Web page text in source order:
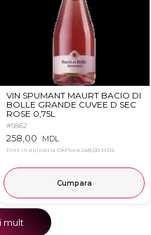
VIN SPUMANT MAURT BACIO DI
BOLLE GRANDE CUVEE D SEC
ROSE 0,75L
#5862
258,00 MDL
Pret in aplicatia OkFlora 248,00 MDL
Cumpara
mult